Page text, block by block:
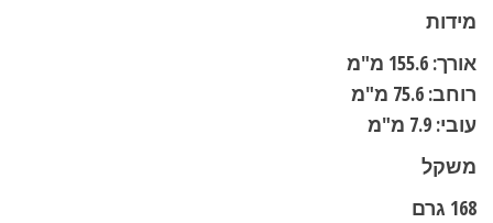
מידות
אורך: 155.6 מ"מ
רוחב: 75.6 מ"מ
עובי: 7.9 מ"מ
משקל
168 גרם